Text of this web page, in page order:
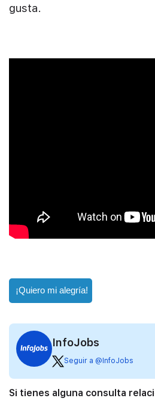
gusta.
¡Quiero mi alegría!
InfoJobs
Seguir a @InfoJobs
Si tienes alguna consulta